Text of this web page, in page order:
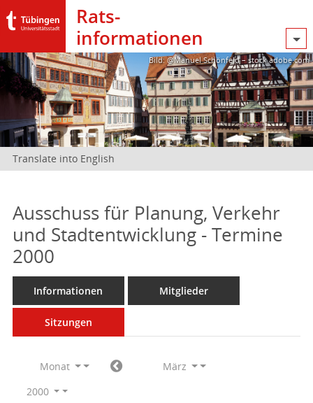
Rats­
informationen
Bild: @Manuel Schönfeld – stock.adobe.com
Translate into English
Ausschuss für Planung, Verkehr
und Stadtentwicklung - Termine
2000
Informationen Mitglieder
Sitzungen
Monat
März
2000